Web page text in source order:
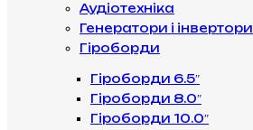
Аудіотехніка
Генератори і інвертори
Гіроборди
Гіроборди 6.5″
Гіроборди 8.0″
Гіроборди 10.0″